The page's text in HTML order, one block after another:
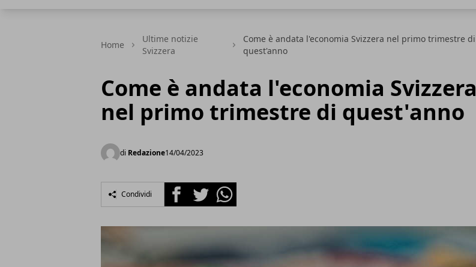
Home
Ultime notizie
Svizzera
Come è andata l'economia Svizzera nel primo trimestre di
quest'anno
Come è andata l'economia Svizzera
nel primo trimestre di quest'anno
di Redazione14/04/2023
Condividi FacebookTwitterWhatsapp